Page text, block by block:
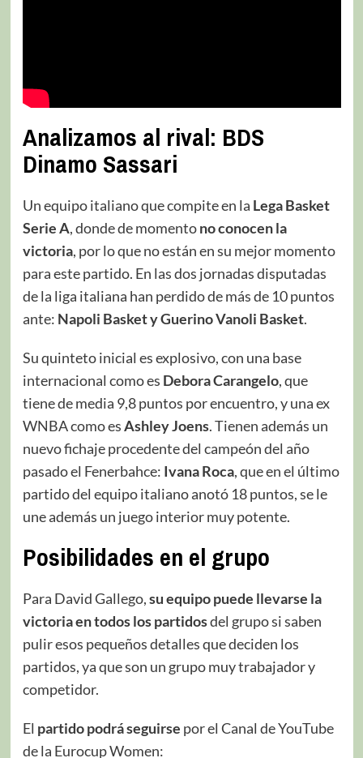
Analizamos al rival: BDS
Dinamo Sassari
Un equipo italiano que compite en la Lega Basket
Serie A, donde de momentono conocen la
victoria, por lo que no están en su mejor momento
para este partido. En las dos jornadas disputadas
de la liga italiana han perdido de más de 10 puntos
ante: Napoli Basket y Guerino Vanoli Basket.
Su quinteto inicial es explosivo, con una base
internacional como es Debora Carangelo, que
tiene de media 9,8 puntos por encuentro, y una ex
WNBA como esAshley Joens. Tienen además un
nuevo fichaje procedente del campeón del año
pasado el Fenerbahce: Ivana Roca, que en el último
partido del equipo italiano anotó 18 puntos, se le
une además un juego interior muy potente.
Posibilidades en el grupo
Para David Gallego,su equipo puede llevarse la
victoria en todos los partidosdel grupo si saben
pulir esos pequeños detalles que deciden los
partidos, ya que son un grupo muy trabajador y
competidor.
El partido podrá seguirse por el Canal de YouTube
de la Eurocup Women: